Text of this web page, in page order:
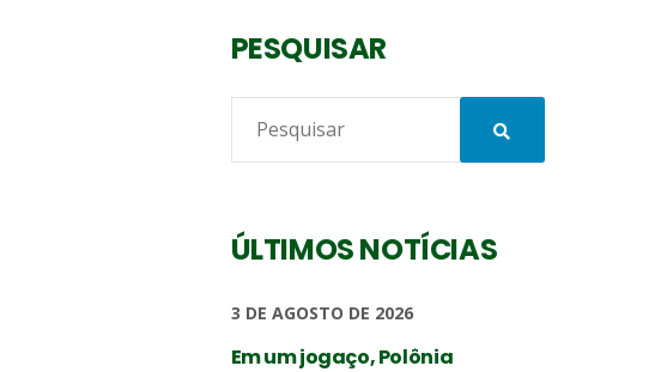
PESQUISAR
ÚLTIMOS NOTÍCIAS
3 DE AGOSTO DE 2026
Em um jogaço, Polônia